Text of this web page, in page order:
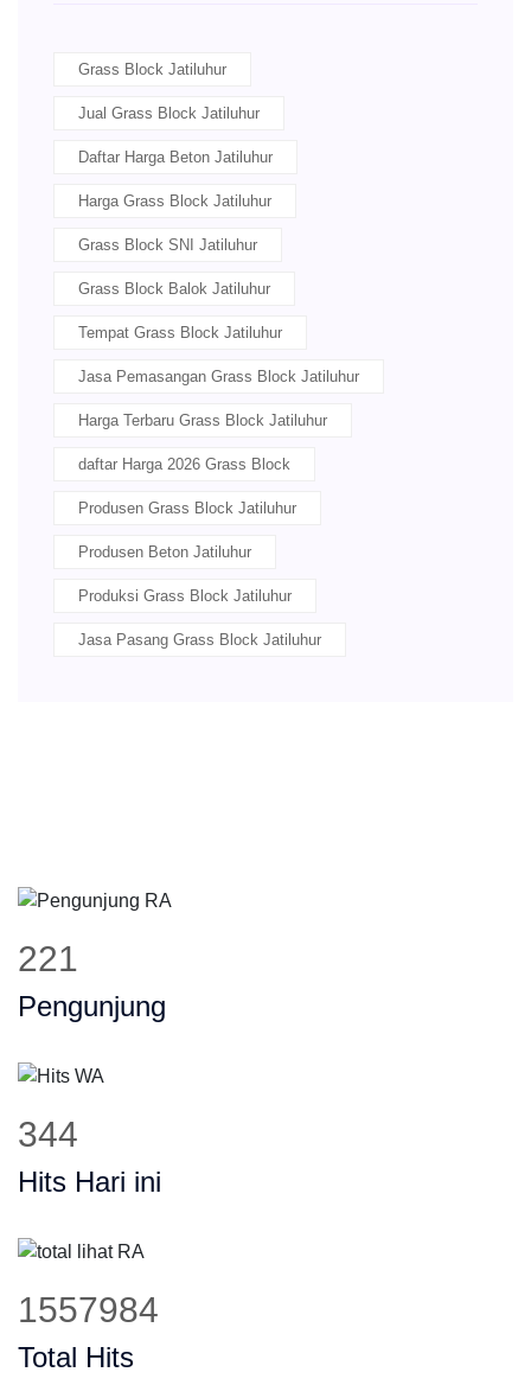
Grass Block Jatiluhur
Jual Grass Block Jatiluhur
Daftar Harga Beton Jatiluhur
Harga Grass Block Jatiluhur
Grass Block SNI Jatiluhur
Grass Block Balok Jatiluhur
Tempat Grass Block Jatiluhur
Jasa Pemasangan Grass Block Jatiluhur
Harga Terbaru Grass Block Jatiluhur
daftar Harga 2026 Grass Block
Produsen Grass Block Jatiluhur
Produsen Beton Jatiluhur
Produksi Grass Block Jatiluhur
Jasa Pasang Grass Block Jatiluhur
275
Pengunjung
427
Hits Hari ini
1938694
Total Hits